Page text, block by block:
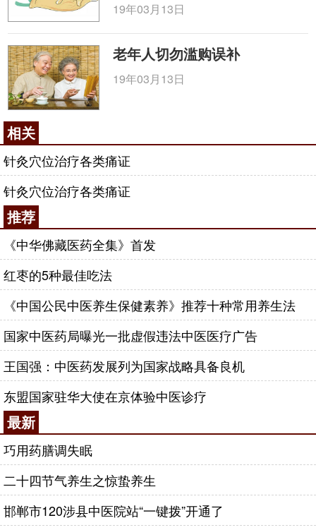
19年03月13日
老年人切勿滥购误补
19年03月13日
相关
针灸穴位治疗各类痛证
针灸穴位治疗各类痛证
推荐
《中华佛藏医药全集》首发
红枣的5种最佳吃法
《中国公民中医养生保健素养》推荐十种常用养生法
国家中医药局曝光一批虚假违法中医医疗广告
王国强：中医药发展列为国家战略具备良机
东盟国家驻华大使在京体验中医诊疗
最新
巧用药膳调失眠
二十四节气养生之惊蛰养生
邯郸市120涉县中医院站“一键拨”开通了